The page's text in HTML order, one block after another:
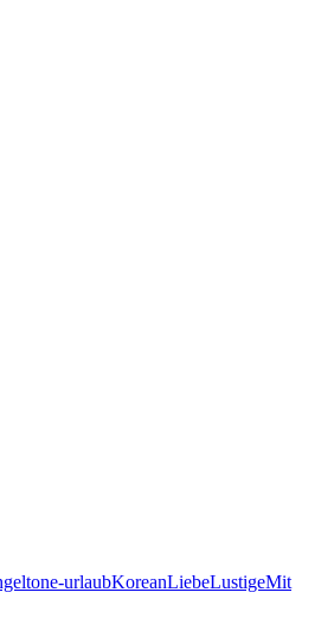
urlaubKoreanLiebeLustigeMit